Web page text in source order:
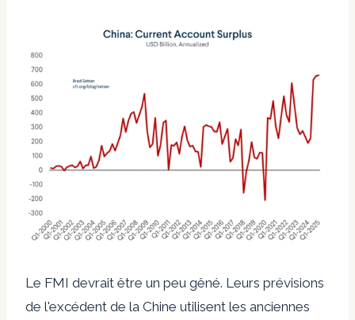
Le FMI devrait être un peu gêné. Leurs prévisions
de l'excédent de la Chine utilisent les anciennes